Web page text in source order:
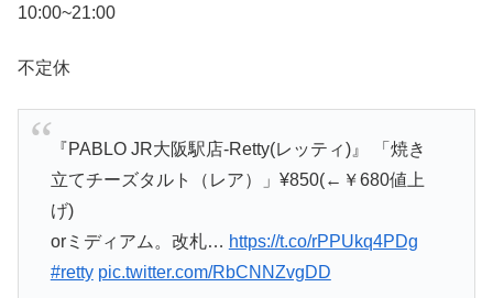
10:00~21:00
不定休
『PABLO JR大阪駅店-Retty(レッティ)』 「焼き
立てチーズタルト（レア）」¥850(←￥680値上
げ)
orミディアム。改札… https://t.co/rPPUkq4PDg
#retty pic.twitter.com/RbCNNZvgDD